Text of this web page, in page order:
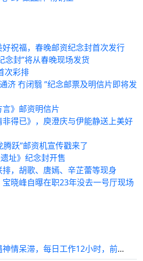
祝福，春晚邮资纪念封首次发行
封”将从春晚现场发货
次彩排
济 冇闭翳 ”纪念邮票及明信片即将发
》邮资明信片
得已》，庾澄庆与伊能静送上美好
腾跃”邮资机宣传戳来了
址》纪念封开售
，胡歌、唐嫣、辛芷蕾等现身
晓峰自曝在职23年没去一号厅现场
香港知名男星被偶遇神情呆滞，每日工作12小时，前妻曾爆料患癌